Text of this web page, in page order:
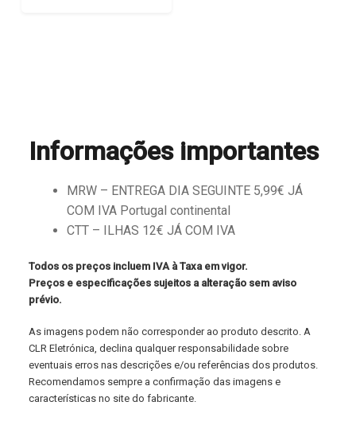
Informações importantes
MRW – ENTREGA DIA SEGUINTE 5,99€ JÁ
COM IVA Portugal continental
CTT – ILHAS 12€ JÁ COM IVA
Todos os preços incluem IVA à Taxa em vigor.
Preços e especificações sujeitos a alteração sem aviso
prévio.
As imagens podem não corresponder ao produto descrito. A
CLR Eletrónica, declina qualquer responsabilidade sobre
eventuais erros nas descrições e/ou referências dos produtos.
Recomendamos sempre a confirmação das imagens e
características no site do fabricante.